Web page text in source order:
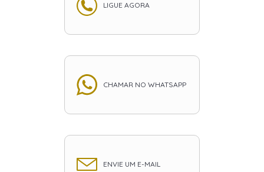
LIGUE AGORA
CHAMAR NO WHATSAPP
ENVIE UM E-MAIL